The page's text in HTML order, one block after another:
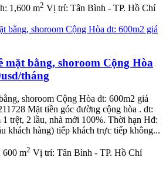
1,600 m2 Vị trí: Tân Bình - TP. Hồ Chí
mặt bằng, shoroom Cộng Hòa
tháng
shoroom Cộng Hòa dt: 600m2 giá
Mặt tiền góc đường cộng hòa . dt:
trệt, 2 lầu, nhà mới 100%. Thời hạn Hđ:
khách hàng) tiếp khách trực tiếp không...
600 m2 Vị trí: Tân Bình - TP. Hồ Chí